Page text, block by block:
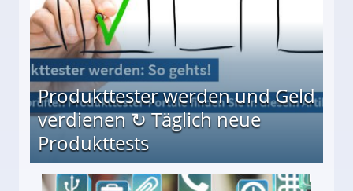
Produkttester werden und Geld
verdienen ↻ Täglich neue
Produkttests
↻ Täglich neue Produkttests